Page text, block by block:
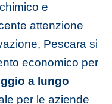
e
attenzione
Pescara si
economico per
a lungo
per le aziende